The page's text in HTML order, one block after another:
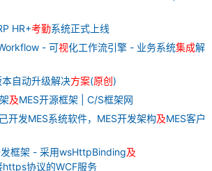
HR+考勤系统正式上线
- 可视化工作流引擎 - 业务系统集成解
自动升级解决方案(原创)
及MES开源框架 | C/S框架网
开发MES系统软件，MES开发架构及MES客户
框架 - 采用wsHttpBinding及
协议的WCF服务